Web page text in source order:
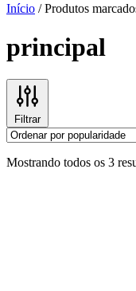
Início /Produtos
principal
Filtrar
Mostrando todos os 3